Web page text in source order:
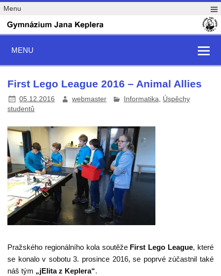
Menu
MENU
First Lego League 2016 – Animal Allies
05.12.2016 webmaster Informatika
Úspěchy
studentů
Pražského regionálního kola soutěže First Lego League, které
se konalo v sobotu 3. prosince 2016, se poprvé zúčastnil také
náš tým „jElita z Keplera“.